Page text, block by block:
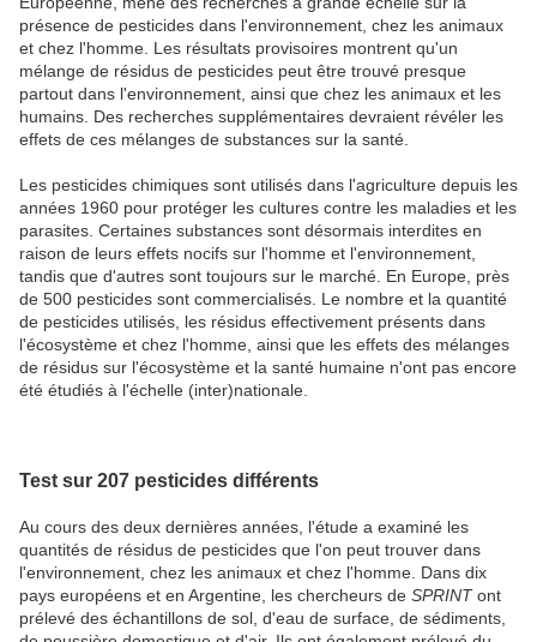
présence de pesticides dans l'environnement, chez les animaux
et chez l'homme. Les résultats provisoires montrent qu'un
mélange de résidus de pesticides peut être trouvé presque
partout dans l'environnement, ainsi que chez les animaux et les
humains. Des recherches supplémentaires devraient révéler les
effets de ces mélanges de substances sur la santé.
Les pesticides chimiques sont utilisés dans l'agriculture depuis les
années 1960 pour protéger les cultures contre les maladies et les
parasites. Certaines substances sont désormais interdites en
raison de leurs effets nocifs sur l'homme et l'environnement,
tandis que d'autres sont toujours sur le marché. En Europe, près
de 500 pesticides sont commercialisés. Le nombre et la quantité
de pesticides utilisés, les résidus effectivement présents dans
l'écosystème et chez l'homme, ainsi que les effets des mélanges
de résidus sur l'écosystème et la santé humaine n'ont pas encore
été étudiés à l'échelle (inter)nationale.
Test sur 207 pesticides différents
Au cours des deux dernières années, l'étude a examiné les
quantités de résidus de pesticides que l'on peut trouver dans
l'environnement, chez les animaux et chez l'homme. Dans dix
pays européens et en Argentine, les chercheurs de SPRINTont
prélevé des échantillons de sol, d'eau de surface, de sédiments,